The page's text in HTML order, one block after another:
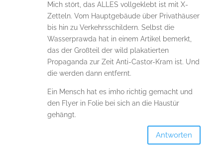
Mich stört, das ALLES vollgeklebt ist mit X-
Zetteln. Vom Hauptgebäude über Privathäuser
bis hin zu Verkehrsschildern. Selbst die
Wasserprawda hat in einem Artikel bemerkt,
das der Großteil der wild plakatierten
Propaganda zur Zeit Anti-Castor-Kram ist. Und
die werden dann entfernt.
Ein Mensch hat es imho richtig gemacht und
den Flyer in Folie bei sich an die Haustür
gehängt.
Antworten